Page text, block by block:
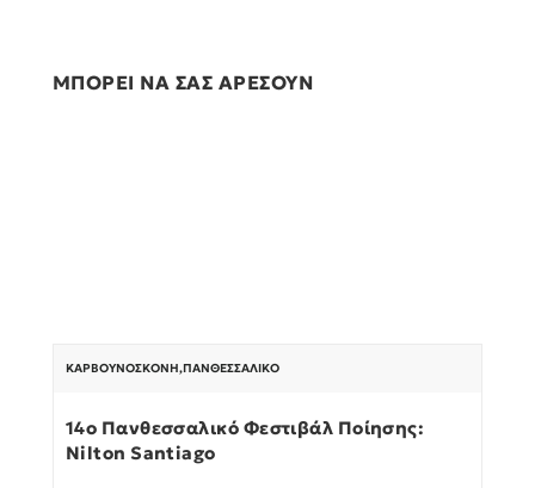
ΜΠΟΡΕΙ ΝΑ ΣΑΣ ΑΡΕΣΟΥΝ
ΚΑΡΒΟΥΝΌΣΚΟΝΗ,ΠΑΝΘΕΣΣΑΛΙΚΌ
14ο Πανθεσσαλικό Φεστιβάλ Ποίησης:
Nilton Santiago